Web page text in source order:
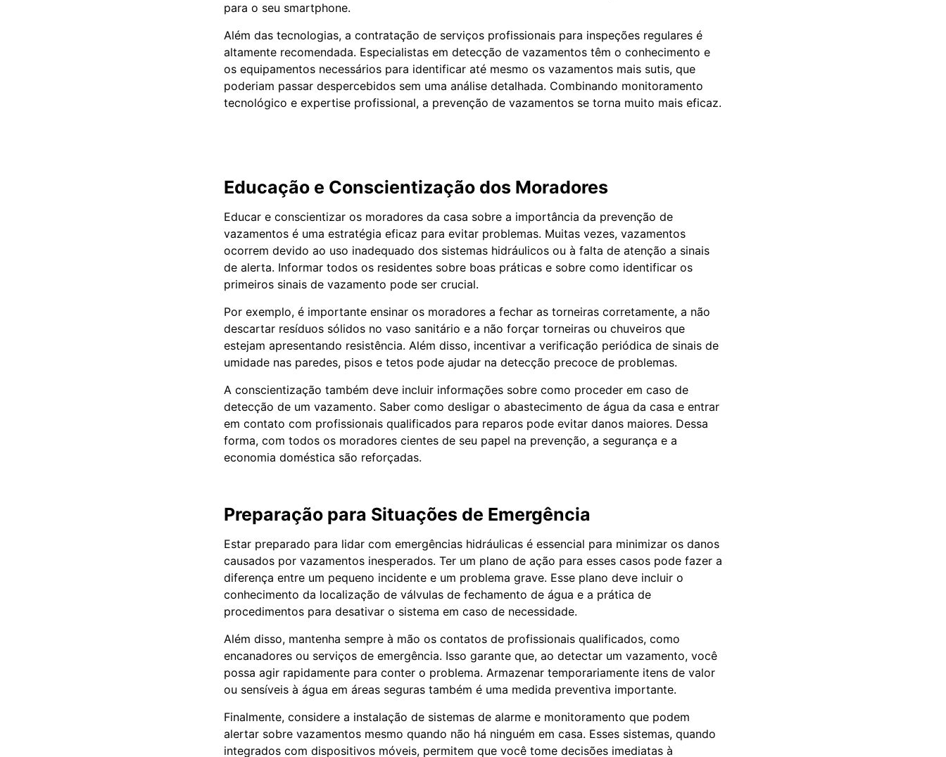
para o seu smartphone.
Além das tecnologias, a contratação de serviços profissionais para inspeções regulares é
altamente recomendada. Especialistas em detecção de vazamentos têm o conhecimento e
os equipamentos necessários para identificar até mesmo os vazamentos mais sutis, que
poderiam passar despercebidos sem uma análise detalhada. Combinando monitoramento
tecnológico e expertise profissional, a prevenção de vazamentos se torna muito mais eficaz.
Educação e Conscientização dos Moradores
Educar e conscientizar os moradores da casa sobre a importância da prevenção de
vazamentos é uma estratégia eficaz para evitar problemas. Muitas vezes, vazamentos
ocorrem devido ao uso inadequado dos sistemas hidráulicos ou à falta de atenção a sinais
de alerta. Informar todos os residentes sobre boas práticas e sobre como identificar os
primeiros sinais de vazamento pode ser crucial.
Por exemplo, é importante ensinar os moradores a fechar as torneiras corretamente, a não
descartar resíduos sólidos no vaso sanitário e a não forçar torneiras ou chuveiros que
estejam apresentando resistência. Além disso, incentivar a verificação periódica de sinais de
umidade nas paredes, pisos e tetos pode ajudar na detecção precoce de problemas.
A conscientização também deve incluir informações sobre como proceder em caso de
detecção de um vazamento. Saber como desligar o abastecimento de água da casa e entrar
em contato com profissionais qualificados para reparos pode evitar danos maiores. Dessa
forma, com todos os moradores cientes de seu papel na prevenção, a segurança e a
economia doméstica são reforçadas.
Preparação para Situações de Emergência
Estar preparado para lidar com emergências hidráulicas é essencial para minimizar os danos
causados por vazamentos inesperados. Ter um plano de ação para esses casos pode fazer a
diferença entre um pequeno incidente e um problema grave. Esse plano deve incluir o
conhecimento da localização de válvulas de fechamento de água e a prática de
procedimentos para desativar o sistema em caso de necessidade.
Além disso, mantenha sempre à mão os contatos de profissionais qualificados, como
encanadores ou serviços de emergência. Isso garante que, ao detectar um vazamento, você
possa agir rapidamente para conter o problema. Armazenar temporariamente itens de valor
ou sensíveis à água em áreas seguras também é uma medida preventiva importante.
Finalmente, considere a instalação de sistemas de alarme e monitoramento que podem
alertar sobre vazamentos mesmo quando não há ninguém em casa. Esses sistemas, quando
integrados com dispositivos móveis, permitem que você tome decisões imediatas à